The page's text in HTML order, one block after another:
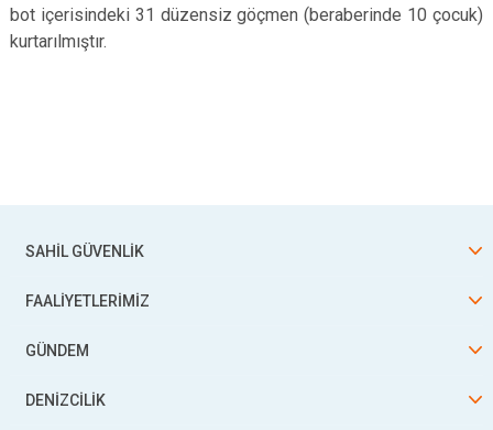
bot içerisindeki 31 düzensiz göçmen (beraberinde 10 çocuk)
kurtarılmıştır.
SAHİL GÜVENLİK
FAALİYETLERİMİZ
GÜNDEM
DENİZCİLİK